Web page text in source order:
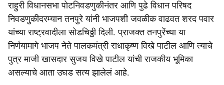
राहुरी विधानसभा पोटनिवडणुकीनंतर आणि पुढे विधान परिषद
निवडणुकीदरम्यान तनपुरे यांनी भाजपशी जवळीक वाढवत शरद पवार
यांच्या राष्ट्रवादीला सोडचिठ्ठी दिली. प्राजक्त तनपुरेंच्या या
निर्णयामागे भाजप नेते पालकमंत्री राधाकृष्ण विखे पाटील आणि त्याचे
पुत्र माजी खासदार सुजय विखे पाटील यांची राजकीय भूमिका
असल्याचे आता उघड सत्य झालेलं आहे.